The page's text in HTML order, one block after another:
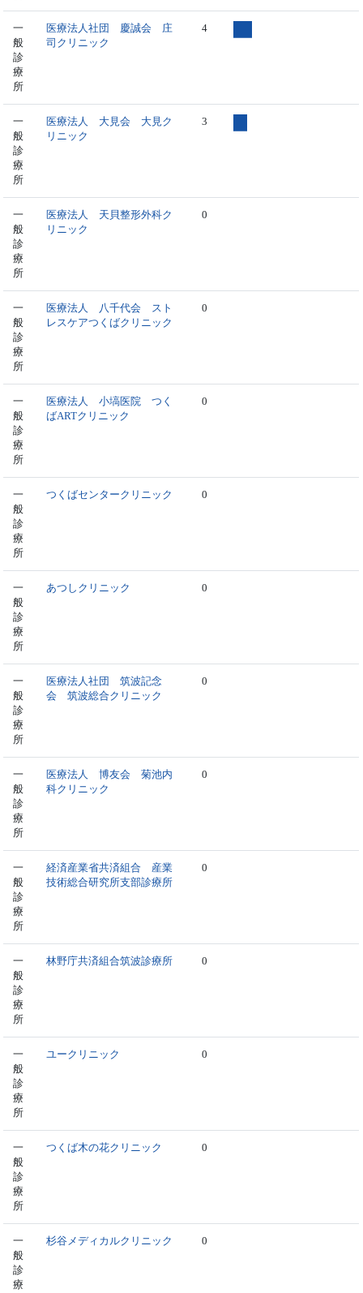
一
般
診
療
所
医療法人社団 慶誠会 庄
司クリニック
4
一
般
診
療
所
医療法人 大見会 大見ク
リニック
3
一
般
診
療
所
医療法人 天貝整形外科ク
リニック
0
一
般
診
療
所
医療法人 八千代会 スト
レスケアつくばクリニック
0
一
般
診
療
所
医療法人 小塙医院 つく
ばARTクリニック
0
一
般
診
療
所
つくばセンタークリニック 0
一
般
診
療
所
あつしクリニック 0
一
般
診
療
所
医療法人社団 筑波記念
会 筑波総合クリニック
0
一
般
診
療
所
医療法人 博友会 菊池内
科クリニック
0
一
般
診
療
所
経済産業省共済組合 産業
技術総合研究所支部診療所
0
一
般
診
療
所
林野庁共済組合筑波診療所 0
一
般
診
療
所
ユークリニック 0
一
般
診
療
所
つくば木の花クリニック 0
一
般
診
療
杉谷メディカルクリニック 0